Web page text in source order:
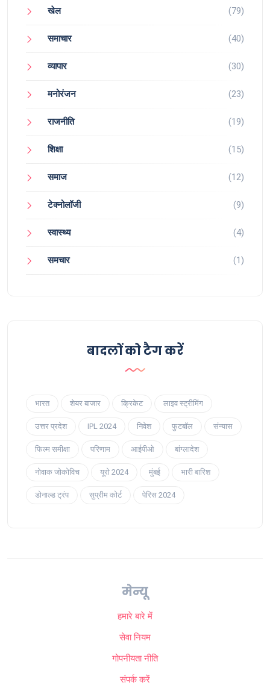
खेल (79)
समाचार (40)
व्यापार (30)
मनोरंजन (23)
राजनीति (19)
शिक्षा (15)
समाज (12)
टेक्नोलॉजी (9)
स्वास्थ्य (4)
समचार (1)
बादलों को टैग करें
भारत शेयर बाजार क्रिकेट लाइव स्ट्रीमिंग
उत्तर प्रदेश IPL 2024 निवेश फुटबॉल संन्यास
फिल्म समीक्षा परिणाम आईपीओ बांग्लादेश
नोवाक जोकोविच यूरो 2024 मुंबई भारी बारिश
डोनाल्ड ट्रंप सुप्रीम कोर्ट पेरिस 2024
मेन्यू
हमारे बारे में
सेवा नियम
गोपनीयता नीति
संपर्क करें